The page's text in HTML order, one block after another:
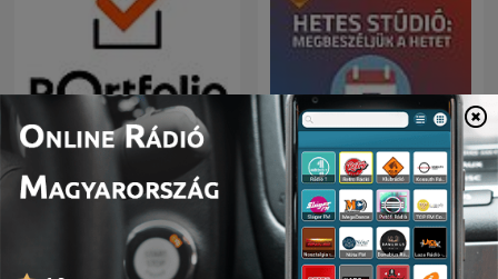
Portfolio Checklist
Hetes Stúdió:
Megbeszéljük a hetet